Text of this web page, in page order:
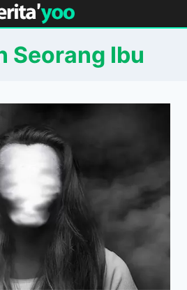
Seorang Ibu